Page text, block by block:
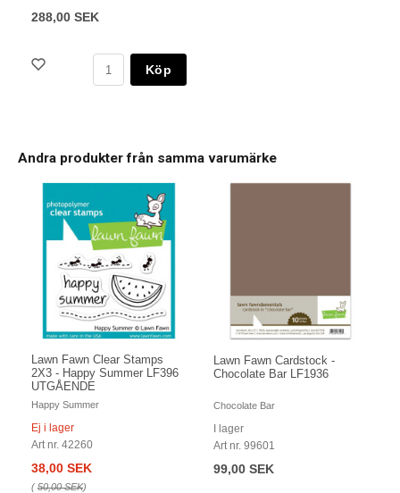
288,00 SEK
Köp
Andra produkter från samma varumärke
Lawn Fawn Clear Stamps
2X3 - Happy Summer LF396
UTGÅENDE
Happy Summer
Ej i lager
Art nr. 42260
38,00 SEK
(50,00 SEK)
Lawn Fawn Cardstock -
Chocolate Bar LF1936
Chocolate Bar
I lager
Art nr. 99601
99,00 SEK